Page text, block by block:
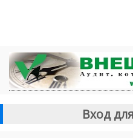
Вход